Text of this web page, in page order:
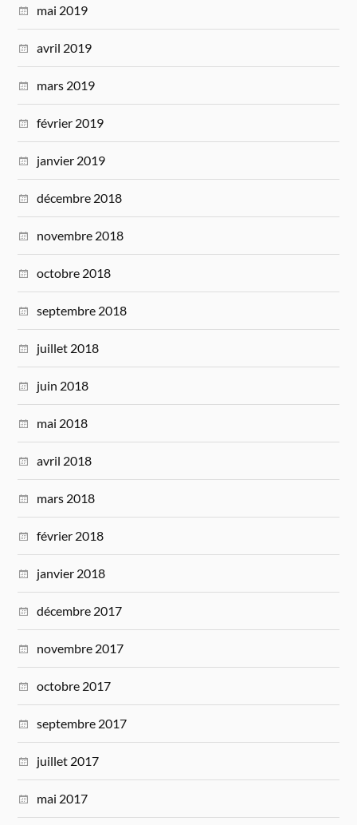
mai 2019
avril 2019
mars 2019
février 2019
janvier 2019
décembre 2018
novembre 2018
octobre 2018
septembre 2018
juillet 2018
juin 2018
mai 2018
avril 2018
mars 2018
février 2018
janvier 2018
décembre 2017
novembre 2017
octobre 2017
septembre 2017
juillet 2017
mai 2017